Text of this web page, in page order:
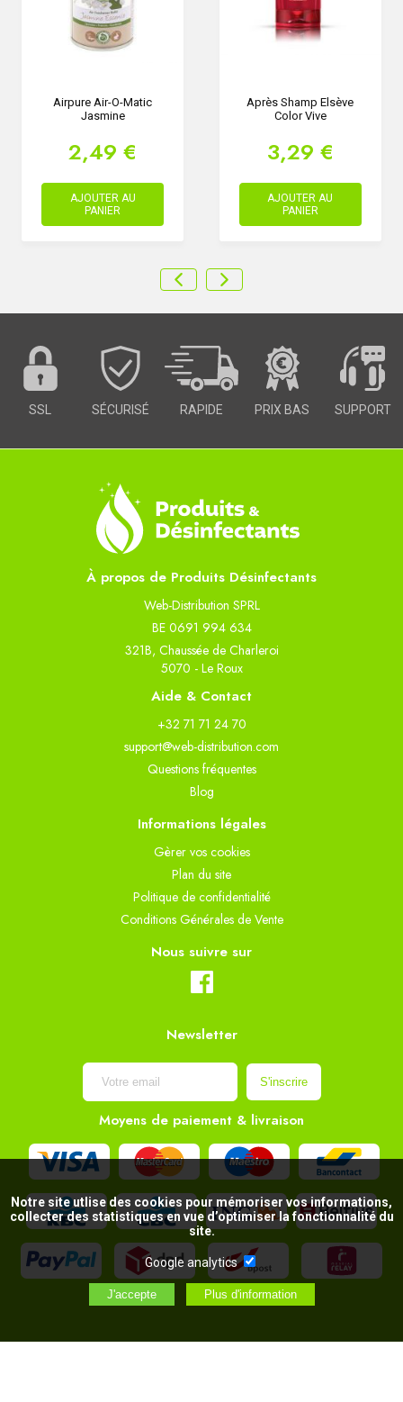
Airpure Air-O-Matic
Jasmine
2,49 €
AJOUTER AU
PANIER
Après Shamp Elsève
Color Vive
3,29 €
AJOUTER AU
PANIER
SSL SÉCURISÉ RAPIDE PRIX BAS SUPPORT
À propos de Produits Désinfectants
Web-Distribution SPRL
BE 0691 994 634
321B, Chaussée de Charleroi
5070 - Le Roux
Aide & Contact
+32 71 71 24 70
support@web-distribution.com
Questions fréquentes
Blog
Informations légales
Gèrer vos cookies
Plan du site
Politique de confidentialité
Conditions Générales de Vente
Nous suivre sur
Newsletter
Moyens de paiement & livraison
Notre site utlise des cookies pour mémoriser vos informations,
collecter des statistiques en vue d’optimiser la fonctionnalité du
site.
Google analytics